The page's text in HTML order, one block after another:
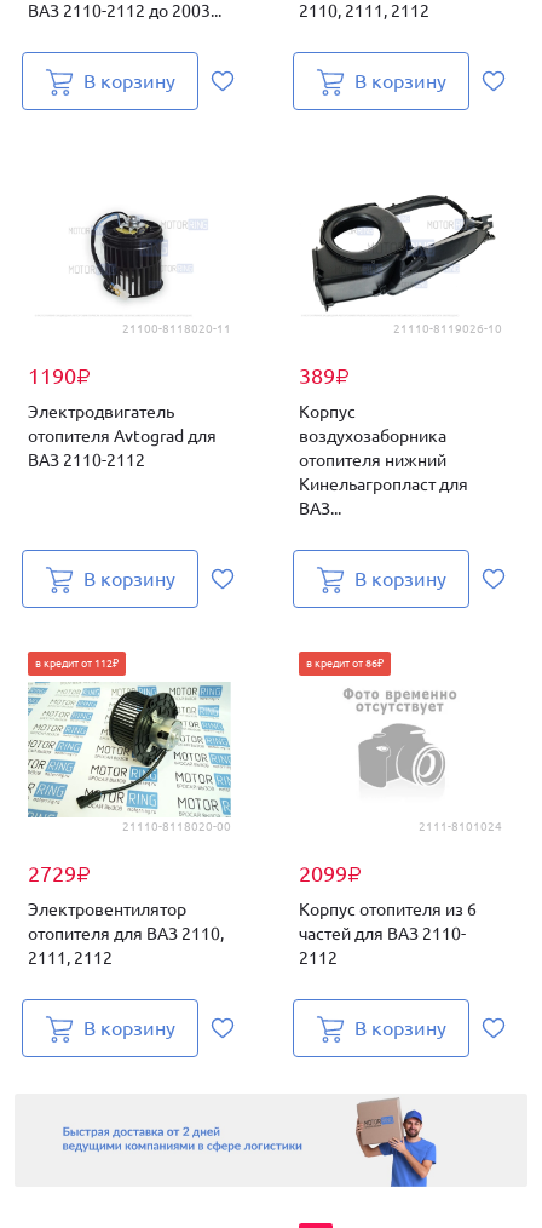
ВАЗ 2110-2112 до 2003...
В корзину
2110, 2111, 2112
В корзину
21100-8118020-11
1190₽
Электродвигатель
отопителя Avtograd для
ВАЗ 2110-2112
В корзину
21110-8119026-10
389₽
Корпус
воздухозаборника
отопителя нижний
Кинельагропласт для
ВАЗ...
В корзину
21110-8118020-00
2729₽
в кредит от 112₽
Электровентилятор
отопителя для ВАЗ 2110,
2111, 2112
В корзину
2111-8101024
2099₽
в кредит от 86₽
Корпус отопителя из 6
частей для ВАЗ 2110-
2112
В корзину